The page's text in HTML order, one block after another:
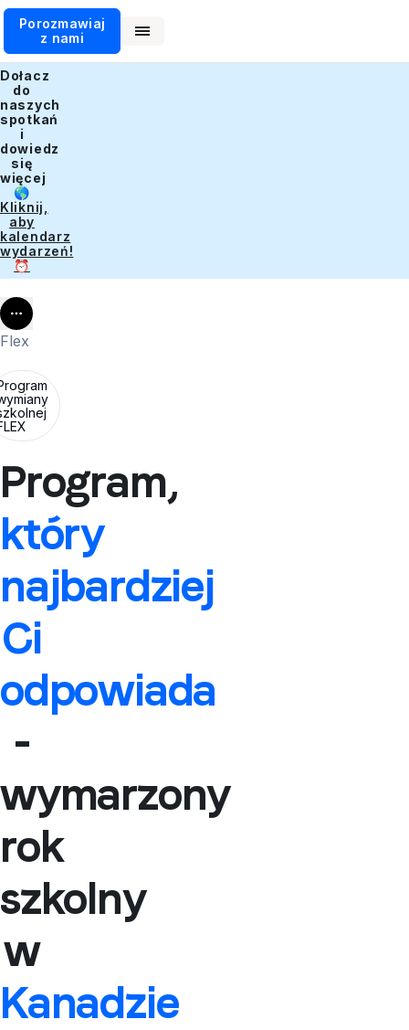
Porozmawiaj
z nami
Dołacz
do
naszych
spotkań
i
dowiedz
się
więcej
🌎
Kliknij,
aby
kalendarz
wydarzeń!
⏰
More
Flex
Program,
który
najbardziej
Ci
odpowiada
-
wymarzony
rok
szkolny
w
Kanadzie